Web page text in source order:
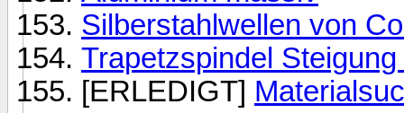
Silberstahlwellen von
Trapetzspindel
[ERLEDIGT]